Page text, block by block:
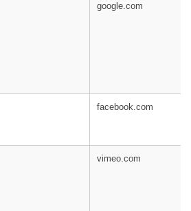
google.com
facebook.com
vimeo.com